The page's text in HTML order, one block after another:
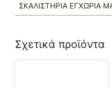
ΣΚΑΛΙΣΤΗΡΙΑ ΕΓΧΩΡΙΑ
Σχετικά προϊόντα